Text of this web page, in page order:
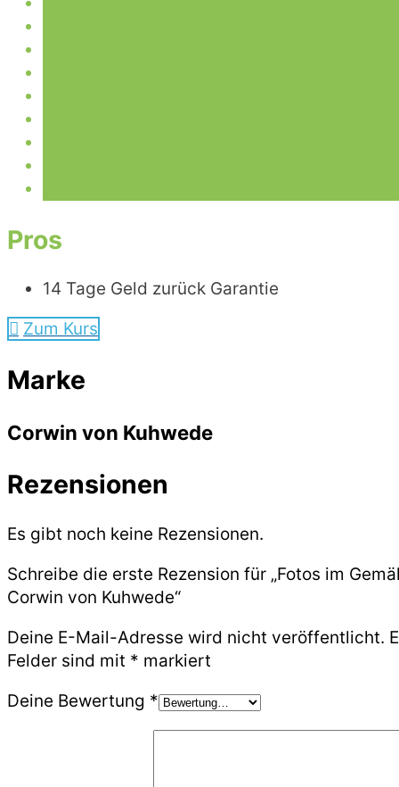
Pros
14 Tage Geld zurück Garantie
Zum Kurs
Marke
Corwin von Kuhwede
Rezensionen
Es gibt noch keine Rezensionen.
Schreibe die erste Rezension für „Fotos im
Corwin von Kuhwede“
Deine E-Mail-Adresse wird nicht veröffentlicht.
Felder sind mit * markiert
Deine Bewertung *